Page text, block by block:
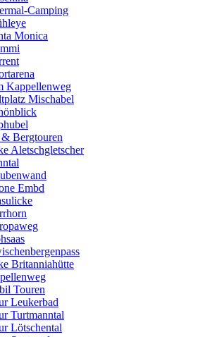
Camping
Monica
Kappellenweg
Mischabel
Bergtouren
Aletschgletscher
Embd
Britanniahütte
Touren
Leukerbad
Turtmanntal
Lötschental